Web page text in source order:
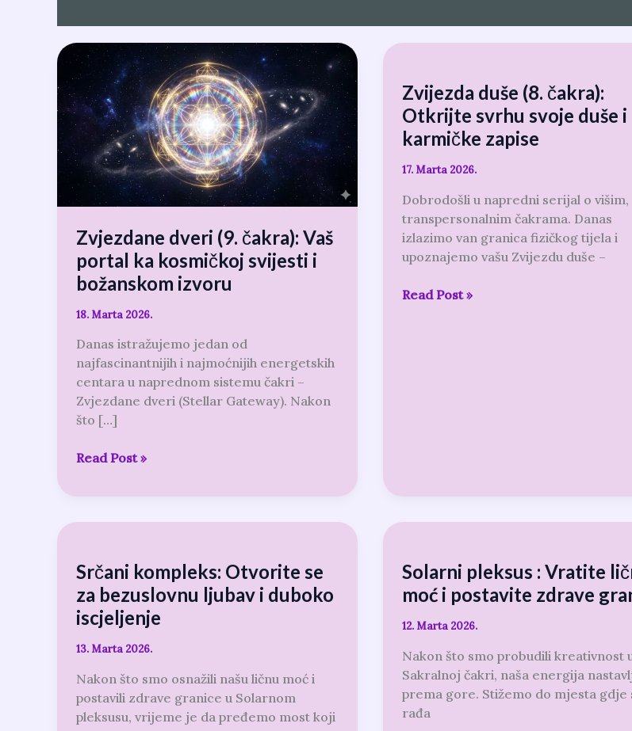
Zvjezdane dveri (9. čakra): Vaš
portal ka kosmičkoj svijesti i
božanskom izvoru
18. Marta 2026.
Danas istražujemo jedan od
najfascinantnijih i najmoćnijih energetskih
centara u naprednom sistemu čakri –
Zvjezdane dveri (Stellar Gateway). Nakon
što […]
Zvjezdane
dveri
(9.
čakra):
Vaš
portal
ka
kosmičkoj
svijesti
božanskom
izvoru
Read Post »
Zvijezda duše (8. čakra):
Otkrijte svrhu svoje duše i
karmičke zapise
17. Marta 2026.
Dobrodošli u napredni serijal o višim,
transpersonalnim čakrama. Danas
izlazimo van granica fizičkog tijela i
upoznajemo vašu Zvijezdu duše –
(8.
čakra):
Otkrijte
svrhu
svoje
i
karmičke
zapise
Read Post »
Srčani kompleks: Otvorite se
za bezuslovnu ljubav i duboko
iscjeljenje
13. Marta 2026.
Nakon što smo osnažili našu ličnu moć i
postavili zdrave granice u Solarnom
pleksusu, vrijeme je da pređemo most koji
Otvorite
se
za
bezuslovnu
ljubav
duboko
iscjeljenje
Solarni pleksus : Vratite
moć i postavite zdrave
12. Marta 2026.
Nakon što smo probudili kreativnost
Sakralnoj čakri, naša energija
prema gore. Stižemo do mjesta gdje
rađa
:
Vratite
ličnu
moć
postavite
zdrave
granice